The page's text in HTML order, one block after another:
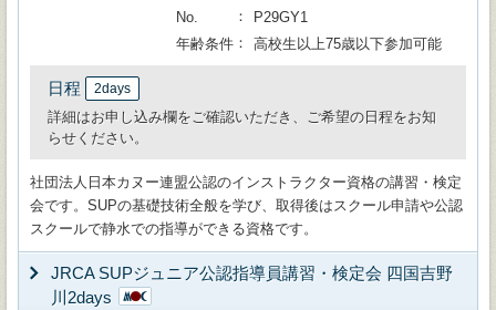
No.
P29GY1
年齢条件
高校生以上75歳以下参加可能
日程 2days
詳細はお申し込み欄をご確認いただき、ご希望の日程をお知
らせください。
社団法人日本カヌー連盟公認のインストラクター資格の講習・検定
会です。SUPの基礎技術全般を学び、取得後はスクール申請や公認
スクールで静水での指導ができる資格です。
JRCA SUPジュニア公認指導員講習・検定会 四国吉野
川2days